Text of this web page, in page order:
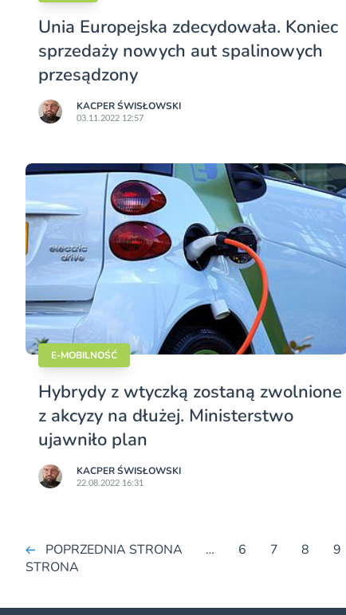
Unia Europejska zdecydowała. Koniec
sprzedaży nowych aut spalinowych
przesądzony
KACPER ŚWISŁO­WSKI
03.11.2022 12:57
E-MOBILNOŚĆ
Hybrydy z wtyczką zostaną zwolnione
z akcyzy na dłużej. Ministerstwo
ujawniło plan
KACPER ŚWISŁO­WSKI
22.08.2022 16:31
POPRZEDNIA STRONA … 6 7 8 9
STRONA